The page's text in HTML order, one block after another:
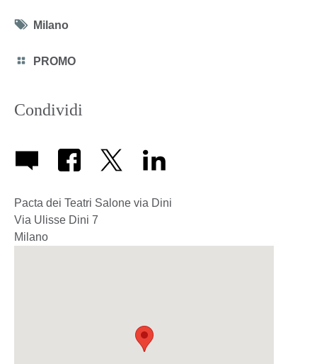
Tag
Milano
Category
PROMO
Condividi
Pacta dei Teatri Salone via Dini
Via Ulisse Dini 7
Milano